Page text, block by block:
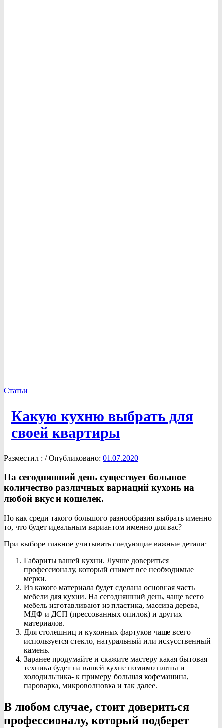
Статьи
Какую кухню выбрать для
своей квартиры
Разместил : / Опубликовано: 01.07.2020
На сегодняшний день существует большое
количество различных вариаций кухонь на
любой вкус и кошелек.
Но как среди такого большого разнообразия выбрать именно
то, что будет идеальным вариантом именно для вас?
При выборе главное учитывать следующие важные детали:
Габариты вашей кухни. Лучше довериться
профессионалу, который снимет все необходимые
мерки.
Из какого материала будет сделана основная часть
мебели для кухни. На сегодняшний день, чаще всего
мебель изготавливают из пластика, массива дерева,
МДФ и ДСП (прессованных опилок) и других
материалов.
Для столешниц и кухонных фартуков чаще всего
используется стекло, натуральный или искусственный
камень.
Заранее продумайте и скажите мастеру какая бытовая
техника будет на вашей кухне помимо плиты и
холодильника- к примеру, большая кофемашина,
пароварка, микроволновка и так далее.
В любом случае, стоит довериться
профессионалу, который подберет